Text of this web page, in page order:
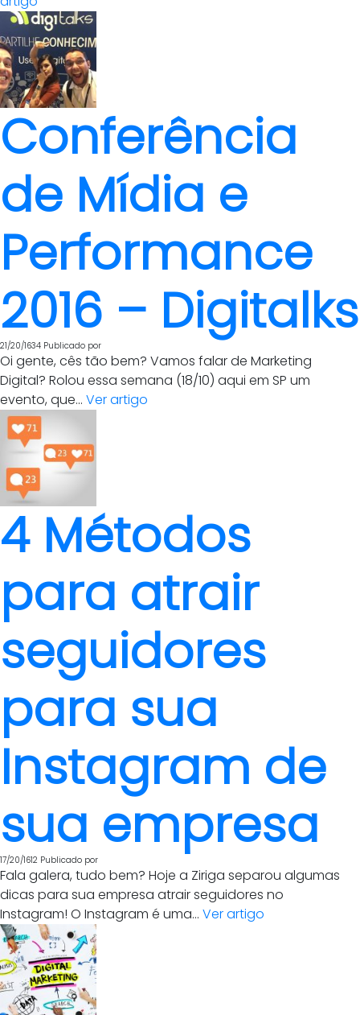
Conferência
de Mídia e
Performance
2016 – Digitalks
21/20/1634 Publicado por
Oi gente, cês tão bem? Vamos falar de Marketing
Digital? Rolou essa semana (18/10) aqui em SP um
evento, que... Ver artigo
4 Métodos
para atrair
seguidores
para sua
Instagram de
sua empresa
17/20/1612 Publicado por
Fala galera, tudo bem? Hoje a Ziriga separou algumas
dicas para sua empresa atrair seguidores no
Instagram! O Instagram é uma... Ver artigo